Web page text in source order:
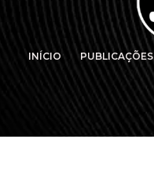
INÍCIO PUBLICAÇÕES